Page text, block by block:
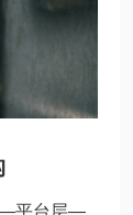
—平台层—